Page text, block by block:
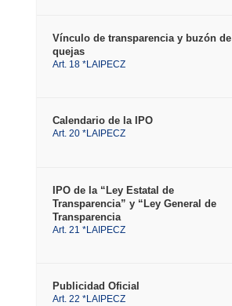
Vínculo de transparencia y buzón de
quejas
Art. 18 *LAIPECZ
Calendario de la IPO
Art. 20 *LAIPECZ
IPO de la “Ley Estatal de
Transparencia” y “Ley General de
Transparencia
Art. 21 *LAIPECZ
Publicidad Oficial
Art. 22 *LAIPECZ